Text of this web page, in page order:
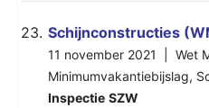
23. Schijnconstructies
11 november 2021 | Wet
Minimumvakantiebijslag,
Inspectie SZW